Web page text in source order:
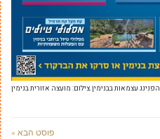
הפנינג עצמאות בבנימין.צילום: מועצה אזורית בנימין
פוסט הבא »